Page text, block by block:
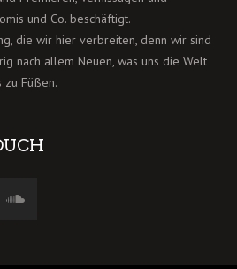
und Co. beschäftigt.
die wir hier verbreiten, denn wir sind
nach allem Neuen, was uns die Welt
zu Füßen.